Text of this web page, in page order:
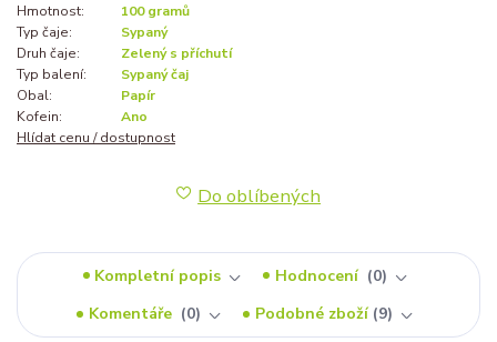
Hmotnost:
100 gramů
Typ čaje:
Sypaný
Druh čaje:
Zelený s příchutí
Typ balení:
Sypaný čaj
Obal:
Papír
Kofein:
Ano
Hlídat cenu / dostupnost
Do oblíbených
Kompletní popis Hodnocení
0
Komentáře
0 Podobné zboží 9